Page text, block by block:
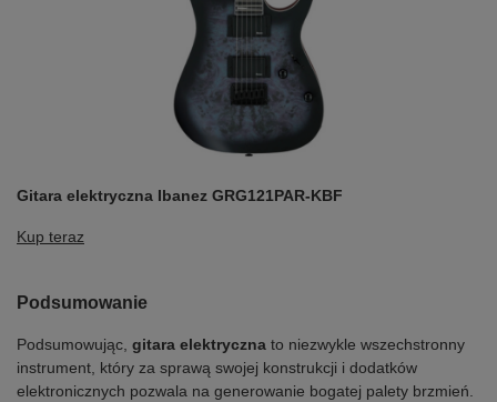
Gitara elektryczna Ibanez GRG121PAR-KBF
Kup teraz
Podsumowanie
Podsumowując, gitara elektryczna to niezwykle wszechstronny
instrument, który za sprawą swojej konstrukcji i dodatków
elektronicznych pozwala na generowanie bogatej palety brzmień.